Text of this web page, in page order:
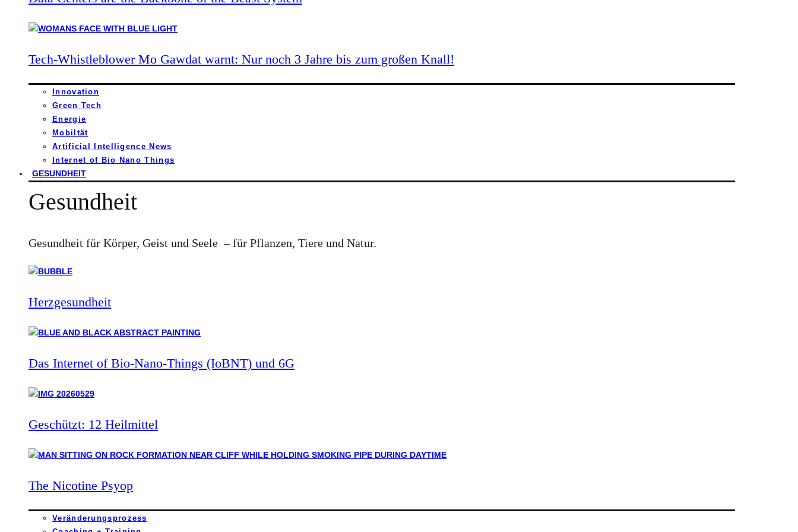
Tech-Whistleblower Mo Gawdat warnt: Nur noch 3 Jahre bis zum großen Knall!
Innovation
Green Tech
Energie
Mobiltät
Artificial Intelligence News
Internet of Bio Nano Things
GESUNDHEIT
Gesundheit
Gesundheit für Körper, Geist und Seele – für Pflanzen, Tiere und Natur.
Herzgesundheit
Das Internet of Bio-Nano-Things (IoBNT) und 6G
Geschützt: 12 Heilmittel
The Nicotine Psyop
Veränderungsprozess